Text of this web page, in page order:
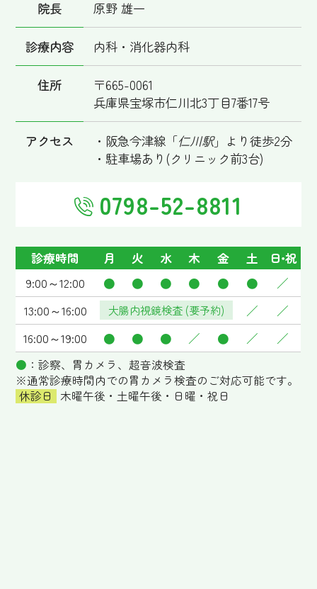
院長 原野 雄一
診療内容 内科・消化器内科
住所
〒665-0061
兵庫県宝塚市仁川北3丁目7番17号
アクセス ・阪急今津線「仁川駅」より徒歩2分
・駐車場あり(クリニック前3台)
0798-52-8811
● ：診察、胃カメラ、超音波検査
※通常診療時間内での胃カメラ検査のご対応可能です。
休診日
木曜午後・土曜午後・日曜・祝日
診療時間 月 火 水 木 金 土
日･祝
9:00～12:00
● ● ● ● ● ●
／
13:00～16:00
大腸内視鏡検査 (要予約) ／
／
16:00～19:00
● ● ● ／ ● ／ ／